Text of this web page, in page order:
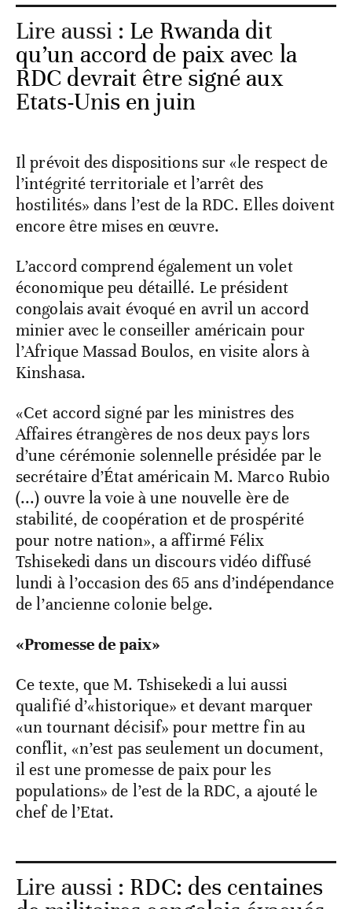
Lire aussi : Le Rwanda dit
qu’un accord de paix avec la
RDC devrait être signé aux
Etats-Unis en juin
Il prévoit des dispositions sur «le respect de
l’intégrité territoriale et l’arrêt des
hostilités» dans l’est de la RDC. Elles doivent
encore être mises en œuvre.
L’accord comprend également un volet
économique peu détaillé. Le président
congolais avait évoqué en avril un accord
minier avec le conseiller américain pour
l’Afrique Massad Boulos, en visite alors à
Kinshasa.
«Cet accord signé par les ministres des
Affaires étrangères de nos deux pays lors
d’une cérémonie solennelle présidée par le
secrétaire d’État américain M. Marco Rubio
(...) ouvre la voie à une nouvelle ère de
stabilité, de coopération et de prospérité
pour notre nation», a affirmé Félix
Tshisekedi dans un discours vidéo diffusé
lundi à l’occasion des 65 ans d’indépendance
de l’ancienne colonie belge.
«Promesse de paix»
Ce texte, que M. Tshisekedi a lui aussi
qualifié d’«historique» et devant marquer
«un tournant décisif» pour mettre fin au
conflit, «n’est pas seulement un document,
il est une promesse de paix pour les
populations» de l’est de la RDC, a ajouté le
chef de l’Etat.
Lire aussi : RDC: des centaines